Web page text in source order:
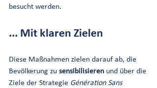
besucht werden.
... Mit klaren Zielen
Diese Maßnahmen zielen darauf ab, die
Bevölkerung zu sensibilisieren und über die
Ziele der Strategie Génération Sans